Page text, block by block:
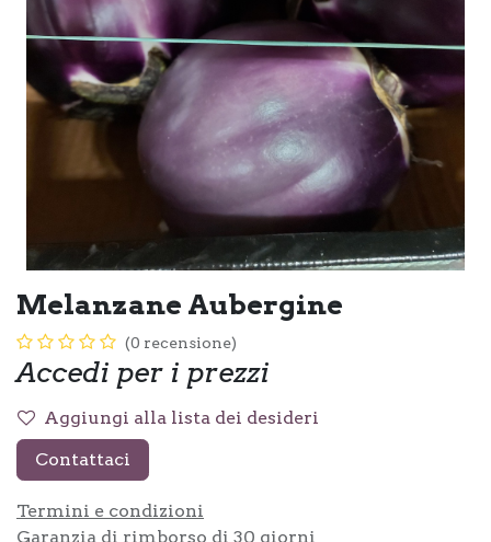
Melanzane Aubergine
(0 recensione)
Accedi per i prezzi
Aggiungi alla lista dei desideri
Contattaci
Termini e condizioni
Garanzia di rimborso di 30 giorni